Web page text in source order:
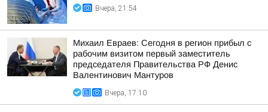
Вчера, 21:54
Михаил Евраев: Сегодня в регион прибыл с
рабочим визитом первый заместитель
председателя Правительства РФ Денис
Валентинович Мантуров
Вчера, 17:10